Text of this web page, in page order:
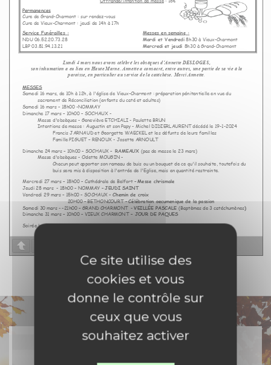
Ce site utilise des
cookies et vous
donne le contrôle sur
ceux que vous
souhaitez activer